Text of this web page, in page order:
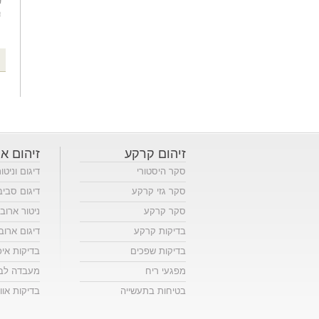
זיהום קרקע
סקר היסטורי
סקר גזי קרקע
סקר קרקע
בדיקות קרקע
בדיקות שפכים
מפגעי ריח
בטיחות בתעשייה
זיהום
דיגום
דיגום
ניטור
דיגום
בדיקות
מעבדה
בדיקות